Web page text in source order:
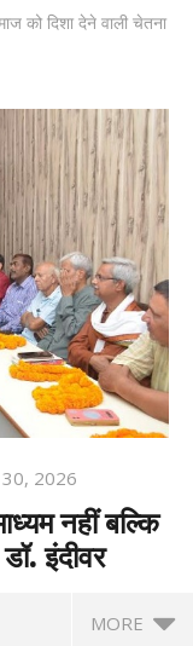
को दिशा देने वाली चेतना
30, 2026
नहीं बल्कि
इंदीवर
MORE